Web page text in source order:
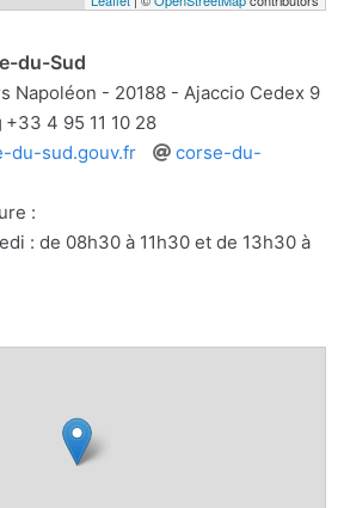
du-Sud
Napoléon - 20188 - Ajaccio Cedex 9
Télécopie
+33 4 95 11 10 28
du-sud.gouv.fr
Site
corse-du-
:
: de 08h30 à 11h30 et de 13h30 à